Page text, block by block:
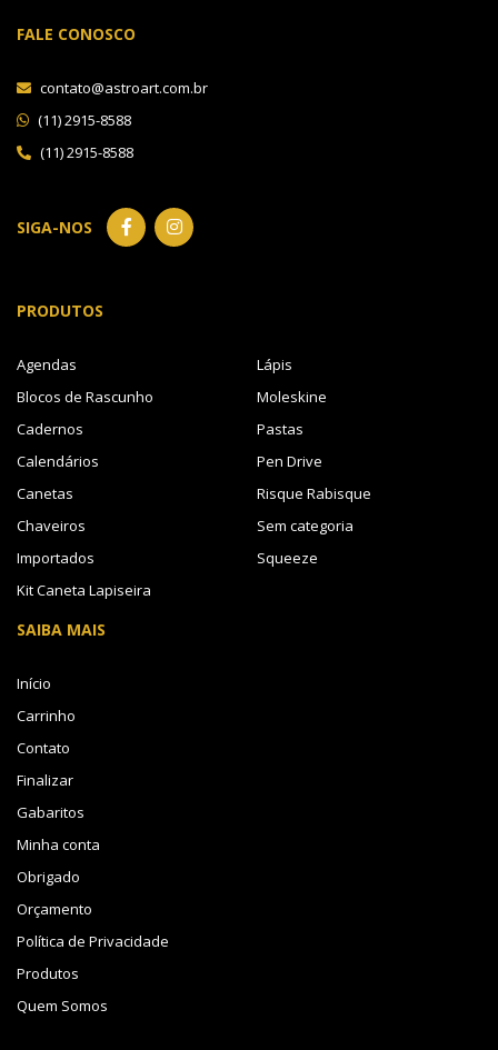
FALE CONOSCO
contato@astroart.com.br
(11) 2915-8588
(11) 2915-8588
SIGA-NOS
PRODUTOS
Agendas
Blocos de Rascunho
Cadernos
Calendários
Canetas
Chaveiros
Importados
Kit Caneta Lapiseira
Lápis
Moleskine
Pastas
Pen Drive
Risque Rabisque
Sem categoria
Squeeze
SAIBA MAIS
Início
Carrinho
Contato
Finalizar
Gabaritos
Minha conta
Obrigado
Orçamento
Política de Privacidade
Produtos
Quem Somos